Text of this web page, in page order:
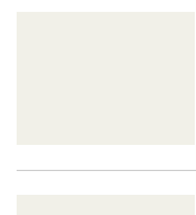
エコメイト・京エコサポータ